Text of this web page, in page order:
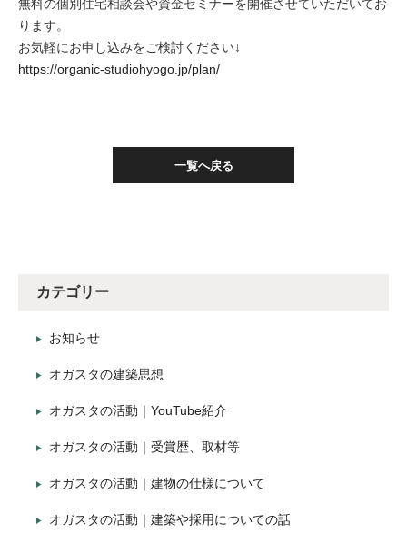
無料の個別住宅相談会や資金セミナーを開催させていただいてお
ります。
お気軽にお申し込みをご検討ください↓
https://organic-studiohyogo.jp/plan/
一覧へ戻る
カテゴリー
お知らせ
オガスタの建築思想
オガスタの活動｜YouTube紹介
オガスタの活動｜受賞歴、取材等
オガスタの活動｜建物の仕様について
オガスタの活動｜建築や採用についての話